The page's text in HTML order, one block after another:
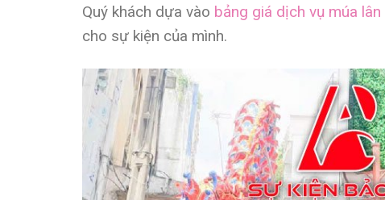
Quý khách dựa vào bảng giá dịch vụ múa lân
cho sự kiện của mình.